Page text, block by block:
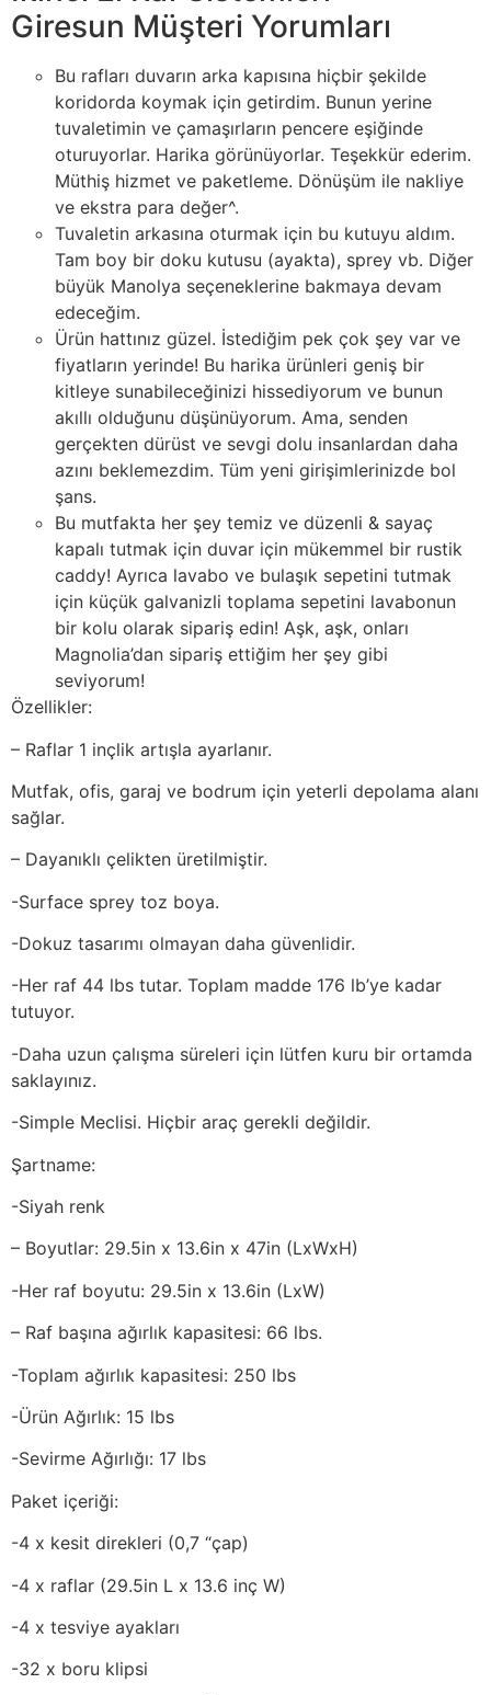
Giresun Müşteri Yorumları
Bu rafları duvarın arka kapısına hiçbir şekilde
koridorda koymak için getirdim. Bunun yerine
tuvaletimin ve çamaşırların pencere eşiğinde
oturuyorlar. Harika görünüyorlar. Teşekkür ederim.
Müthiş hizmet ve paketleme. Dönüşüm ile nakliye
ve ekstra para değer^.
Tuvaletin arkasına oturmak için bu kutuyu aldım.
Tam boy bir doku kutusu (ayakta), sprey vb. Diğer
büyük Manolya seçeneklerine bakmaya devam
edeceğim.
Ürün hattınız güzel. İstediğim pek çok şey var ve
fiyatların yerinde! Bu harika ürünleri geniş bir
kitleye sunabileceğinizi hissediyorum ve bunun
akıllı olduğunu düşünüyorum. Ama, senden
gerçekten dürüst ve sevgi dolu insanlardan daha
azını beklemezdim. Tüm yeni girişimlerinizde bol
şans.
Bu mutfakta her şey temiz ve düzenli & sayaç
kapalı tutmak için duvar için mükemmel bir rustik
caddy! Ayrıca lavabo ve bulaşık sepetini tutmak
için küçük galvanizli toplama sepetini lavabonun
bir kolu olarak sipariş edin! Aşk, aşk, onları
Magnolia’dan sipariş ettiğim her şey gibi
seviyorum!
Özellikler:
– Raflar 1 inçlik artışla ayarlanır.
Mutfak, ofis, garaj ve bodrum için yeterli depolama alanı
sağlar.
– Dayanıklı çelikten üretilmiştir.
-Surface sprey toz boya.
-Dokuz tasarımı olmayan daha güvenlidir.
-Her raf 44 lbs tutar. Toplam madde 176 lb’ye kadar
tutuyor.
-Daha uzun çalışma süreleri için lütfen kuru bir ortamda
saklayınız.
-Simple Meclisi. Hiçbir araç gerekli değildir.
Şartname:
-Siyah renk
– Boyutlar: 29.5in x 13.6in x 47in (LxWxH)
-Her raf boyutu: 29.5in x 13.6in (LxW)
– Raf başına ağırlık kapasitesi: 66 lbs.
-Toplam ağırlık kapasitesi: 250 lbs
-Ürün Ağırlık: 15 lbs
-Sevirme Ağırlığı: 17 lbs
Paket içeriği:
-4 x kesit direkleri (0,7 “çap)
-4 x raflar (29.5in L x 13.6 inç W)
-4 x tesviye ayakları
-32 x boru klipsi